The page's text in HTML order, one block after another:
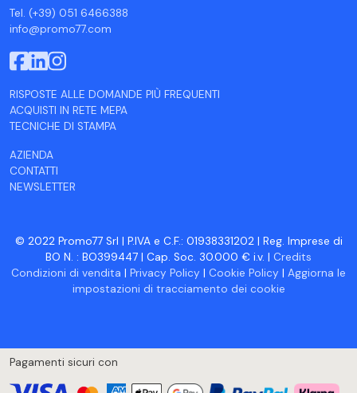
Tel. (+39) 051 6466388
info@promo77.com
RISPOSTE ALLE DOMANDE PIÙ FREQUENTI
ACQUISTI IN RETE MEPA
TECNICHE DI STAMPA
AZIENDA
CONTATTI
NEWSLETTER
© 2022 Promo77 Srl | P.IVA e C.F.: 01938331202 | Reg. Imprese di
BO N. : BO399447 | Cap. Soc. 30.000 € i.v. | Credits
Condizioni di vendita | Privacy Policy | Cookie Policy | Aggiorna le
impostazioni di tracciamento dei cookie
Pagamenti sicuri con